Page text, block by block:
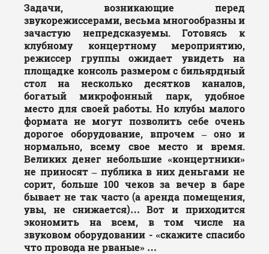
Задачи, возникающие перед
звукорежиссерами, весьма многообразны и
зачастую непредсказуемы. Готовясь к
клубному концертному мероприятию,
режиссер группы ожидает увидеть на
площадке консоль размером с бильярдный
стол на несколько десятков каналов,
богатый микрофонный парк, удобное
место для своей работы. Но клубы малого
формата не могут позволить себе очень
дорогое оборудование, впрочем – оно и
нормально, всему свое место и время.
Великих денег небольшие «концертники»
не приносят – публика в них деньгами не
сорит, больше 100 чеков за вечер в баре
бывает не так часто (а аренда помещения,
увы, не снижается)… Вот и приходится
экономить на всем, в том числе на
звуковом оборудовании - «скажите спасибо
что провода не рваные» …